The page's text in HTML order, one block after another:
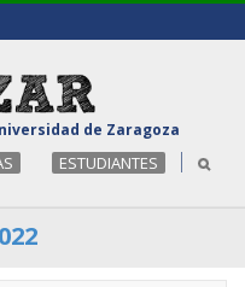
de Zaragoza
ESTUDIANTES